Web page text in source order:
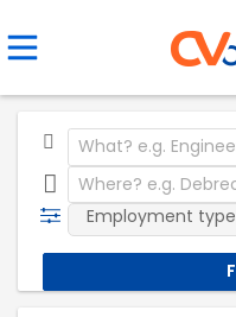
Employment type